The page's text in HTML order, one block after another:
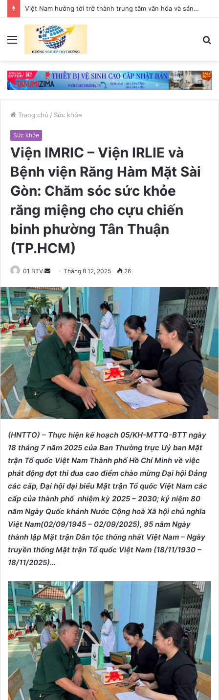
Việt Nam hướng tới trở thành trung tâm văn hóa và sáng tạo hàng đầu khu vực
Trang chủ / Sức khỏe
Sức khỏe
Viện IMRIC – Viện IRLIE và
Bệnh viện Răng Hàm Mặt Sài
Gòn: Chăm sóc sức khỏe
răng miệng cho cựu chiến
binh phường Tân Thuận
(TP.HCM)
01 BTV
n
d
a
n
i
l
Tháng 8 12, 2025 26
(HNTTO) – Thực hiện kế hoạch 05/KH-MTTQ-BTT ngày
18 tháng 7 năm 2025 của Ban Thường trực Uỷ ban Mặt
trận Tổ quốc Việt Nam Thành phố Hồ Chí Minh về việc
phát động đợt thi đua cao điểm chào mừng Đại hội Đảng
các cấp, Đại hội đại biểu Mặt trận Tổ quốc Việt Nam các
cấp của thành phố nhiệm kỳ 2025 – 2030; kỷ niệm 80
năm Ngày Quốc khánh Nước Cộng hoà Xã hội chủ nghĩa
Việt Nam(02/09/1945 – 02/09/2025), 95 năm Ngày
thành lập Mặt trận Dân tộc thống nhất Việt Nam – Ngày
truyền thống Mặt trận Tổ quốc Việt Nam (18/11/1930 –
18/11/2025)…